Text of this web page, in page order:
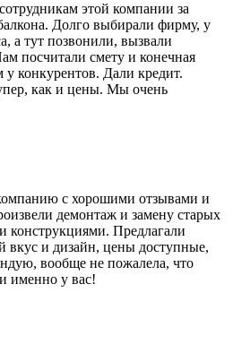
этой компании за
Долго выбирали фирму, у
а тут позвонили, вызвали
посчитали смету и конечная
у конкурентов. Дали кредит.
как и цены. Мы очень
с хорошими отзывами и
демонтаж и замену старых
Предлагали
вкус и дизайн, цены доступные,
вообще не пожалела, что
именно у вас!